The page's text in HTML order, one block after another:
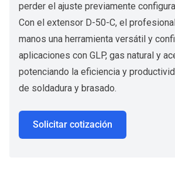
perder el ajuste previamente
Con el extensor D-50-C, el
manos una herramienta versátil y
aplicaciones con GLP, gas natural y
potenciando la eficiencia y
de soldadura y brasado.
Solicitar cotización